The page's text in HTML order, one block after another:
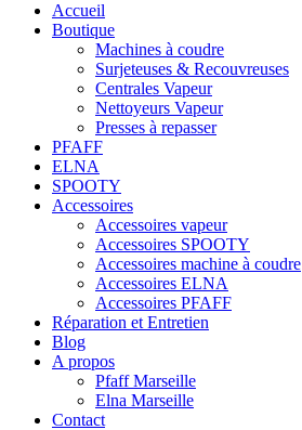
Accueil
Boutique
Machines à coudre
Surjeteuses & Recouvreuses
Centrales Vapeur
Nettoyeurs Vapeur
Presses à repasser
PFAFF
ELNA
SPOOTY
Accessoires
Accessoires vapeur
Accessoires SPOOTY
Accessoires machine à coudre
Accessoires ELNA
Accessoires PFAFF
Réparation et Entretien
Blog
A propos
Pfaff Marseille
Elna Marseille
Contact